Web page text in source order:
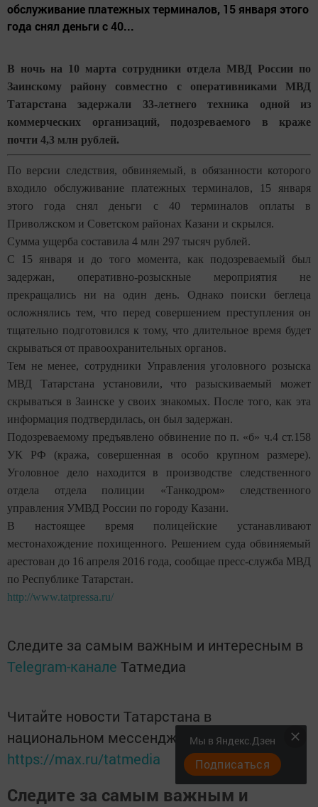
обслуживание платежных терминалов, 15 января этого
года снял деньги с 40...
В ночь на 10 марта сотрудники отдела МВД России по
Заинскому району совместно с оперативниками МВД
Татарстана задержали 33-летнего техника одной из
коммерческих организаций, подозреваемого в краже
почти 4,3 млн рублей.
По версии следствия, обвиняемый, в обязанности которого
входило обслуживание платежных терминалов, 15 января
этого года снял деньги с 40 терминалов оплаты в
Приволжском и Советском районах Казани и скрылся.
Сумма ущерба составила 4 млн 297 тысяч рублей.
С 15 января и до того момента, как подозреваемый был
задержан, оперативно-розыскные мероприятия не
прекращались ни на один день. Однако поиски беглеца
осложнялись тем, что перед совершением преступления он
тщательно подготовился к тому, что длительное время будет
скрываться от правоохранительных органов.
Тем не менее, сотрудники Управления уголовного розыска
МВД Татарстана установили, что разыскиваемый может
скрываться в Заинске у своих знакомых. После того, как эта
информация подтвердилась, он был задержан.
Подозреваемому предъявлено обвинение по п. «б» ч.4 ст.158
УК РФ (кража, совершенная в особо крупном размере).
Уголовное дело находится в производстве следственного
отдела отдела полиции «Танкодром» следственного
управления УМВД России по городу Казани.
В настоящее время полицейские устанавливают
местонахождение похищенного. Решением суда обвиняемый
арестован до 16 апреля 2016 года, сообщае пресс-служба МВД
по Республике Татарстан.
http://www.tatpressa.ru/
Следите за самым важным и интересным в
Telegram-канале Татмедиа
Читайте новости Татарстана в
национальном мессенджере MАХ:
https://max.ru/tatmedia
Следите за самым важным и
Мы в Яндекс.Дзен
Подписаться